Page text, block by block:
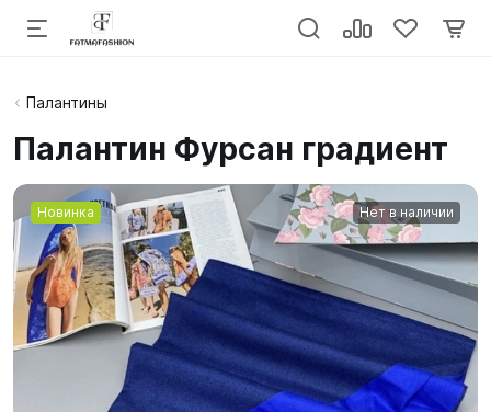
Палантины
Палантин Фурсан градиент
Новинка Нет в наличии